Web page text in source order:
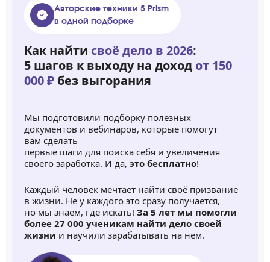
Авторские техники 5 Prism
в одной подборке
Как найти своё дело в 2026:
5 шагов к выходу на доход от 150
000 ₽ без выгорания
Мы подготовили подборку полезных
документов и вебинаров, которые помогут
вам сделать
первые шаги для поиска себя и увеличения
своего заработка. И да, это бесплатно!
Каждый человек мечтает найти своё призвание
в жизни. Не у каждого это сразу получается,
но мы знаем, где искать! За 5 лет мы помогли
более 27 000 ученикам найти дело своей
жизни и научили зарабатывать на нем.